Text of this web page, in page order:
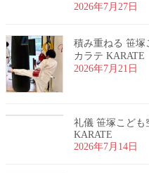
2026年7月27日
積み重ねる 笹塚
カラテ KARATE
2026年7月21日
礼儀 笹塚こども
KARATE
2026年7月14日